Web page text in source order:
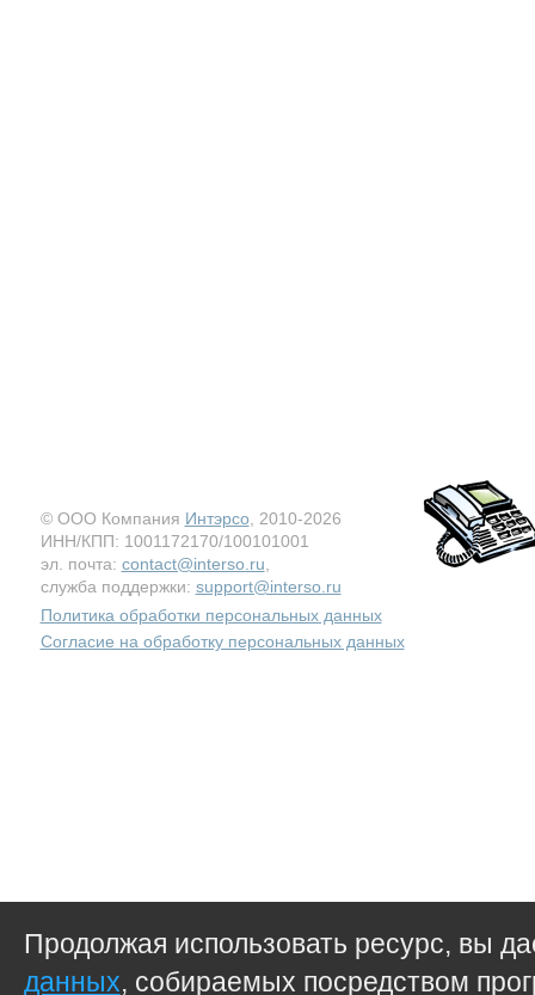
© ООО Компания Интэрсо , 2010-2026
ИНН/КПП: 1001172170/100101001
эл. почта: contact@interso.ru
служба поддержки: support@interso.ru
Политика обработки персональных данных
Согласие на обработку персональных данных
Продолжая использовать ресурс, вы
данных, собираемых посредством